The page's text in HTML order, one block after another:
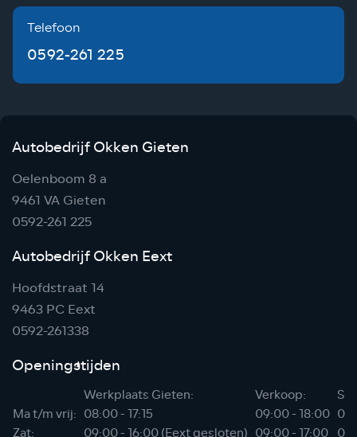
Telefoon
0592-261 225
Autobedrijf Okken Gieten
Oelenboom 8 a
9461 VA Gieten
0592-261 225
Autobedrijf Okken Eext
Hoofdstraat 14
9463 PC Eext
0592-261338
Openingstijden
Werkplaats Gieten: Verkoop:
Ma t/m vrij: 08:00 - 17:15 09:00 - 18:00